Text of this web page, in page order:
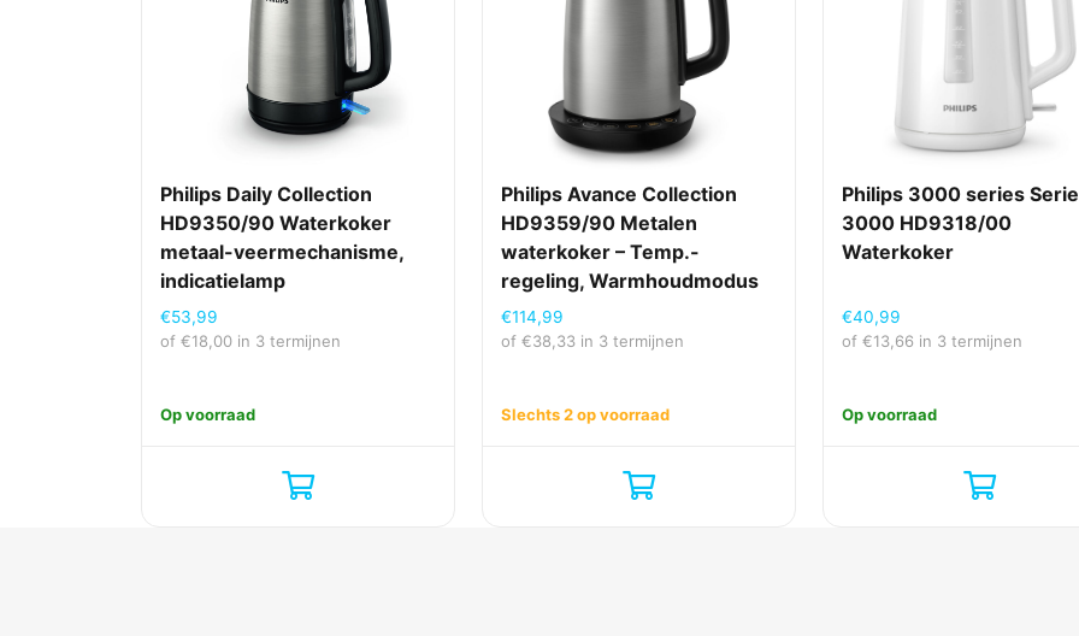
AC-ingangsfrequentie
50-60 Hz
230 V
Stroombron
AC
Technische details
Garantieperiode 2 jaar
Ergonomie
Anti-slip voetjes
Ja
Brede opening van het deksel
Ja
Ergonomische grip
Philips Daily Collection
HD9350/90 Waterkoker
metaal-veermechanisme,
indicatielamp
€53,99
of €18,00 in 3 termijnen
Op voorraad
Philips Avance Collection
HD9359/90 Metalen
waterkoker – Temp.-
regeling, Warmhoudmodus
€114,99
of€38,33 in 3 termijnen
Slechts 2 op voorraad
Philips 3000 series
3000 HD9318/00
Waterkoker
€40,99
of€13,66 in 3 termijnen
Op voorraad